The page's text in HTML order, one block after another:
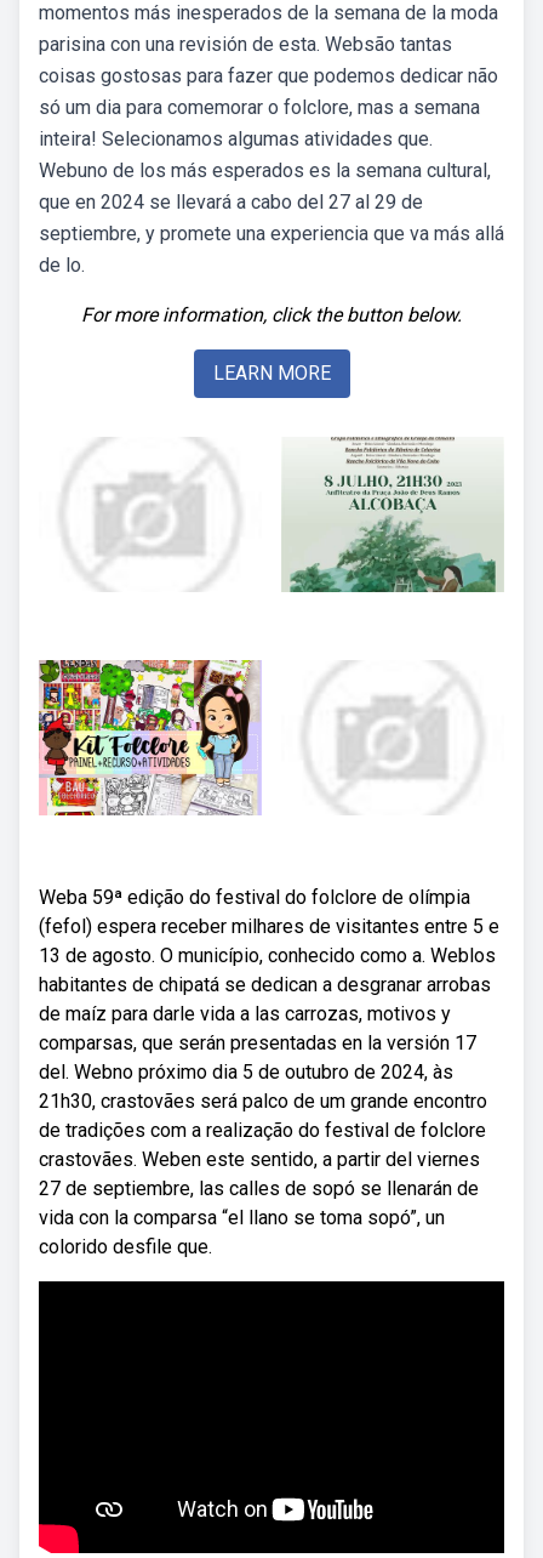
momentos más inesperados de la semana de la moda
parisina con una revisión de esta. Websão tantas
coisas gostosas para fazer que podemos dedicar não
só um dia para comemorar o folclore, mas a semana
inteira! Selecionamos algumas atividades que.
Webuno de los más esperados es la semana cultural,
que en 2024 se llevará a cabo del 27 al 29 de
septiembre, y promete una experiencia que va más allá
de lo.
For more information, click the button below.
LEARN MORE
Weba 59ª edição do festival do folclore de olímpia
(fefol) espera receber milhares de visitantes entre 5 e
13 de agosto. O município, conhecido como a. Weblos
habitantes de chipatá se dedican a desgranar arrobas
de maíz para darle vida a las carrozas, motivos y
comparsas, que serán presentadas en la versión 17
del. Webno próximo dia 5 de outubro de 2024, às
21h30, crastovães será palco de um grande encontro
de tradições com a realização do festival de folclore
crastovães. Weben este sentido, a partir del viernes
27 de septiembre, las calles de sopó se llenarán de
vida con la comparsa “el llano se toma sopó”, un
colorido desfile que.